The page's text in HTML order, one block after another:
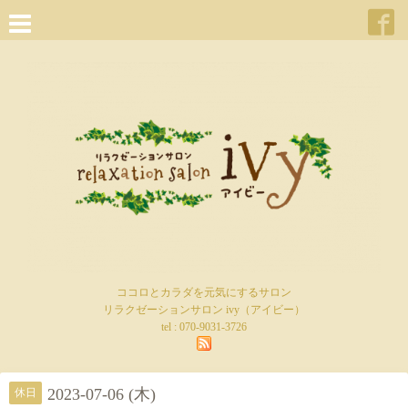
ココロとカラダを元気にするサロン
リラクゼーションサロン ivy（アイビー）
tel : 070-9031-3726
休日 2023-07-06 (木)